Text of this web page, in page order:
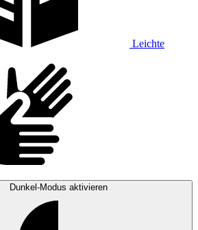
Leichte
Dunkel-Modus aktivieren